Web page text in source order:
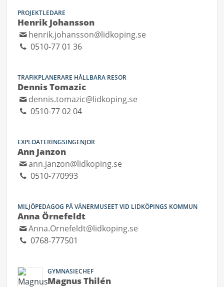
PROJEKTLEDARE
Henrik Johansson
henrik.johansson@lidkoping.se
0510-77 01 36
TRAFIKPLANERARE HÅLLBARA RESOR
Dennis Tomazic
dennis.tomazic@lidkoping.se
0510-77 02 04
EXPLOATERINGSINGENJÖR
Ann Janzon
ann.janzon@lidkoping.se
0510-770993
MILJÖPEDAGOG PÅ VÄNERMUSEET VID LIDKÖPINGS KOMMUN
Anna Örnefeldt
Anna.Ornefeldt@lidkoping.se
0768-777501
GYMNASIECHEF
Magnus Thilén